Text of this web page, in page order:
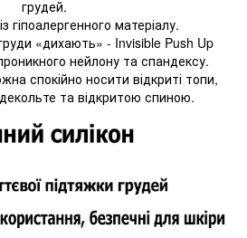
грудей.
гіпоалергенного матеріалу.
груди «дихають» - Invisible Push Up
нейлону та спандексу.
спокійно носити відкриті топи,
та відкритою спиною.